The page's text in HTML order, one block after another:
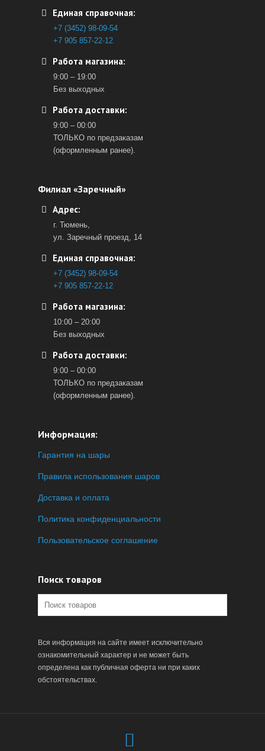
Единая справочная:
+7 (3452) 98-09-54
+7 905 857-22-12
Работа магазина:
9:00 – 19:00
Без выходных
Работа доставки:
9:00 – 00:00
ТОЛЬКО по предзаказам
(оформленным ранее).
Филиал «Заречный»
Адрес:
г. Тюмень,
ул. Заречный проезд, 14
Единая справочная:
+7 (3452) 98-09-54
+7 905 857-22-12
Работа магазина:
10:00 – 20:00
Без выходных
Работа доставки:
9:00 – 00:00
ТОЛЬКО по предзаказам
(оформленным ранее).
Информация:
Гарантия на шары
Правила использования шаров
Доставка и оплата
Политика конфиденциальности
Пользовательское соглашение
Поиск товаров
Вся информация на сайте имеет исключительно
ознакомительный характер и не может быть
определена как публичная оферта ни при каких
обстоятельствах.